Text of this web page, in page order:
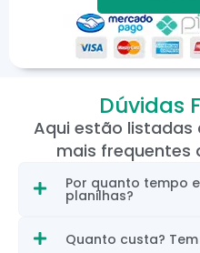
Dúvidas
Aqui estão listadas
mais frequentes
Por quanto tempo
planilhas?
Quanto custa?